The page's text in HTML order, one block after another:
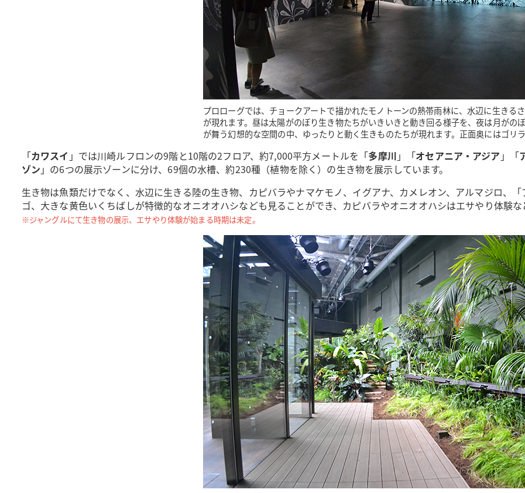
プロローグでは、チョークアートで描かれたモノトーンの熱帯雨林に、水辺に生きる
が現れます。昼は太陽がのぼり生き物たちがいきいきと動き回る様子を、夜は月がの
が舞う幻想的な空間の中、ゆったりと動く生きものたちが現れます。正面奥にはゴリ
「カワスイ 」では川崎ルフロンの9階と10階の2フロア、約7,000平方メートルを「多摩川 」「オセアニア・アジア 」「
ゾン 」の6つの展示ゾーンに分け、69個の水槽、約230種（植物を除く）の生き物を展示しています。
生き物は魚類だけでなく、水辺に生きる陸の生き物、カピバラやナマケモノ、イグアナ、カメレオン、アルマジロ、
ゴ、大きな黄色いくちばしが特徴的なオニオオハシなども見ることができ、カピバラやオニオオハシはエサやり体験な
※ジャングルにて生き物の展示、エサやり体験が始まる時期は未定。